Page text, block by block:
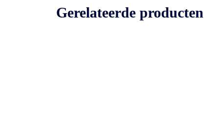
Gerelateerde producten